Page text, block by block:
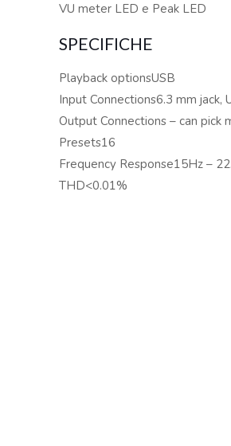
VU meter LED e Peak LED
SPECIFICHE
Playback optionsUSB
Input Connections6.3 mm jack,
Output Connections – can pick
Presets16
Frequency Response15Hz –
THD<0.01%
Copyright © 2024 Soundwave
proprietari. Nomi e
costruttori.